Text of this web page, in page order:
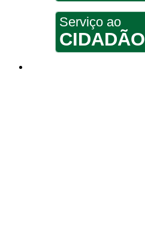
Serviço ao
CIDADÃO